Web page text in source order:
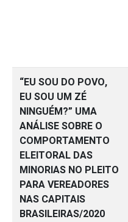
“EU SOU DO POVO,
EU SOU UM ZÉ
NINGUÉM?” UMA
ANÁLISE SOBRE O
COMPORTAMENTO
ELEITORAL DAS
MINORIAS NO PLEITO
PARA VEREADORES
NAS CAPITAIS
BRASILEIRAS/2020